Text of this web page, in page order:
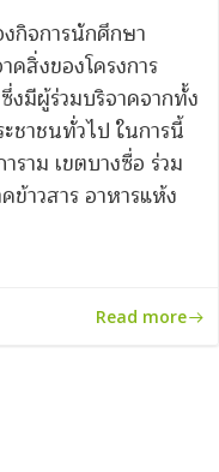
กิจการนักศึกษา
สิ่งของโครงการ
มีผู้ร่วมบริจาคจากทั้ง
ชาชนทั่วไป ในการนี้
ราม เขตบางซื่อ ร่วม
าวสาร อาหารแห้ง
Read more